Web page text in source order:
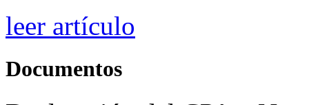
leer artículo
Documentos